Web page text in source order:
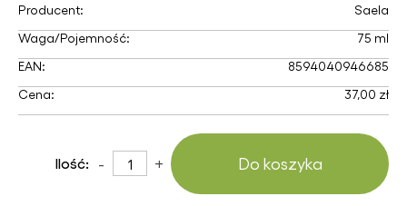
Producent:
Saela
Waga/Pojemność:
75 ml
EAN:
8594040946685
Cena:
37,00 zł
Ilość: - + Do koszyka